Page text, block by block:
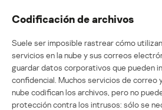
Codificación de archivos
Suele ser imposible rastrear cómo
servicios en la nube y sus correos
guardar datos corporativos que pueden
confidencial. Muchos servicios de correo
nube codifican los archivos, pero no
protección contra los intrusos: sólo se